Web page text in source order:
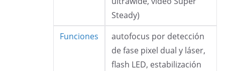
Steady)
Funciones
autofocus por detección
de fase pixel dual y láser,
flash LED, estabilización